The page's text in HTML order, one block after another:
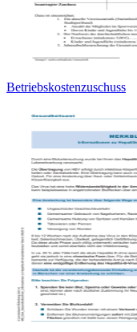
Betriebskostenzuschuss